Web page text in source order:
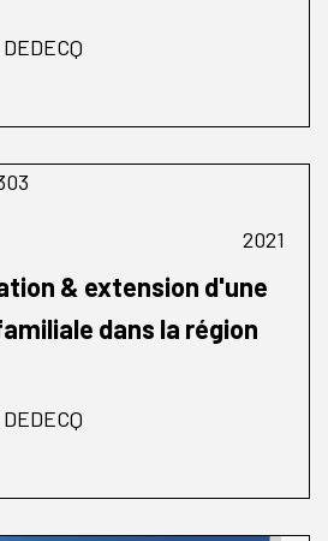
2021
& extension d'une
dans la région